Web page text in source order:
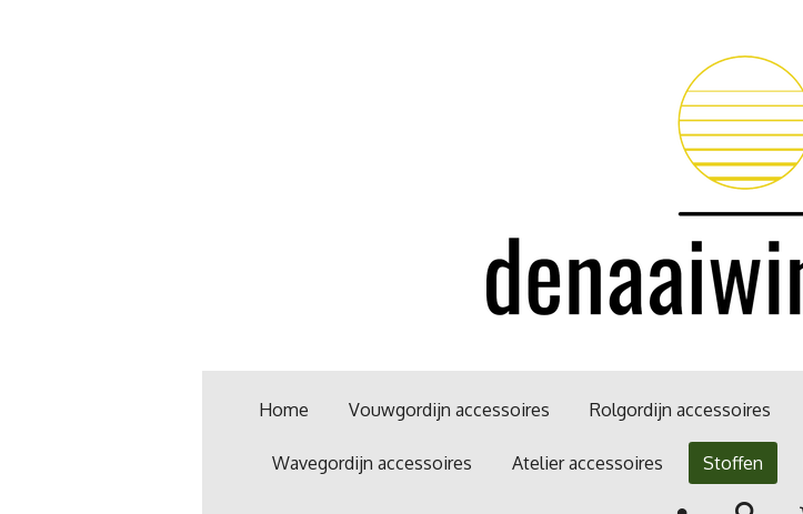
Home Vouwgordijn accessoires Rolgordijn accessoires
Wavegordijn accessoires Atelier accessoires Stoffen